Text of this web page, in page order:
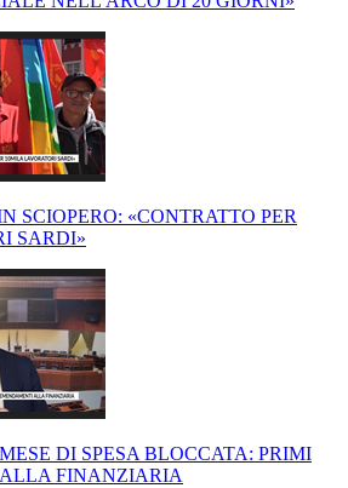
SCIOPERO: «CONTRATTO PER
SARDI»
DI SPESA BLOCCATA: PRIMI
FINANZIARIA